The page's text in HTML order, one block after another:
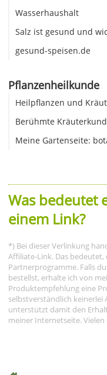
Wasserhaushalt
Salz ist gesund und
gesund-speisen.de
Pflanzenheilkunde
Heilpflanzen und
Berühmte
Meine Gartenseite:
Was bedeutet
einem Link?
*) Bei dieser Verlinkung
Affiliate-Link. Das
Partnerprogramme. Falls
bestellst, erhalte ich von
Produktempfehlung eine
selbstverständlich keinerlei
unterstützt damit den
meiner Internetseite. Vielen